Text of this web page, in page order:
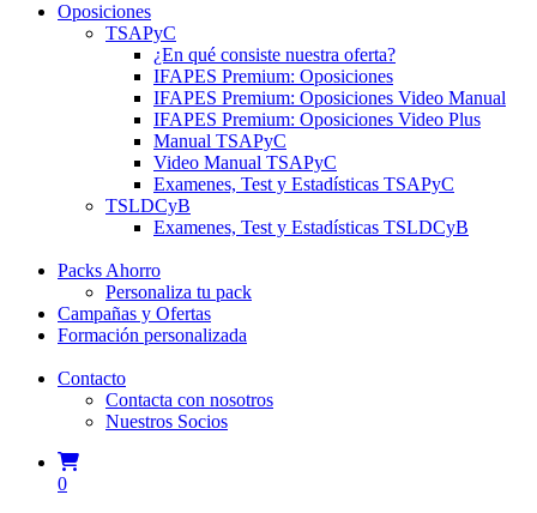
Oposiciones
TSAPyC
¿En qué consiste nuestra oferta?
IFAPES Premium: Oposiciones
IFAPES Premium: Oposiciones Video Manual
IFAPES Premium: Oposiciones Video Plus
Manual TSAPyC
Video Manual TSAPyC
Examenes, Test y Estadísticas TSAPyC
TSLDCyB
Examenes, Test y Estadísticas TSLDCyB
Packs Ahorro
Personaliza tu pack
Campañas y Ofertas
Formación personalizada
Contacto
Contacta con nosotros
Nuestros Socios
0